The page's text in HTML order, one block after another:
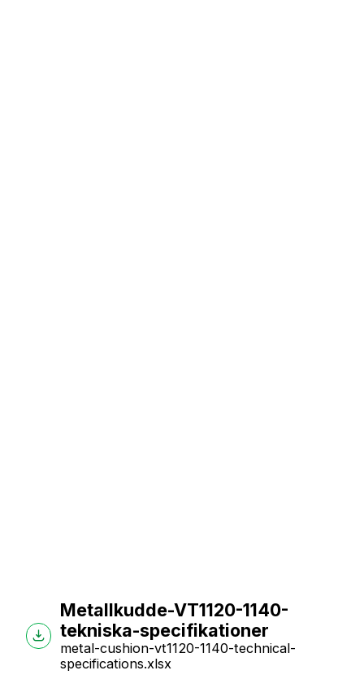
Metallkudde-VT1120-1140-
tekniska-specifikationer
metal-cushion-vt1120-1140-technical-
specifications.xlsx